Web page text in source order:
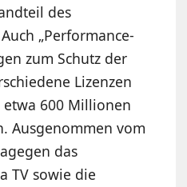
des
„Performance-
zum Schutz der
Lizenzen
600 Millionen
Ausgenommen vom
das
TV sowie die